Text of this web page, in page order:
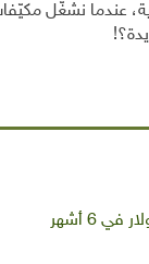
عندما نشغّل
!